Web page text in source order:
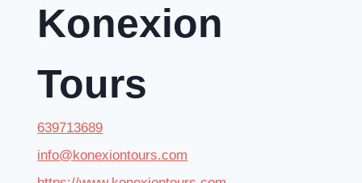
Konexion
Tours
639713689
info@konexiontours.com